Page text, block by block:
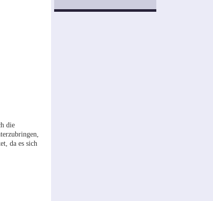
die
da es sich